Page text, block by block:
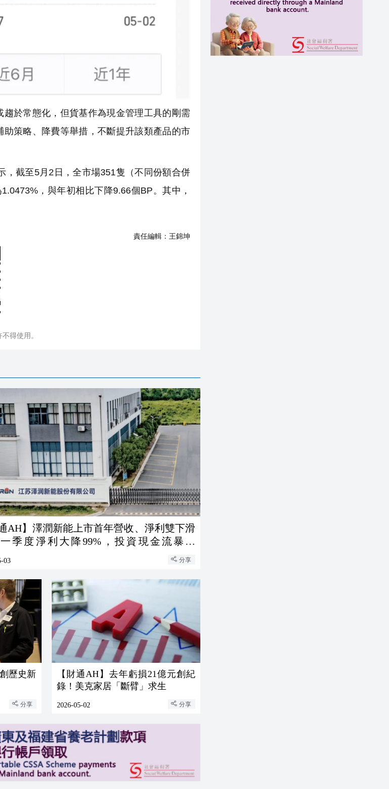
於常態化，但貨基作為現金管理工具的剛需
策略、降費等舉措，不斷提升該類產品的市
截至5月2日，全市場351隻（不同份額合併
，與年初相比下降9.66個BP。其中，
責任編輯： 王錦坤
得使用。
通AH】澤潤新能上市首年營收、淨利雙下滑
季度淨利大降99%，投資現金流暴增
03 分享
歷史新
分享
【財通AH】去年虧損21億元創紀
錄！美克家居「斷臂」求生
2026-05-02 分享